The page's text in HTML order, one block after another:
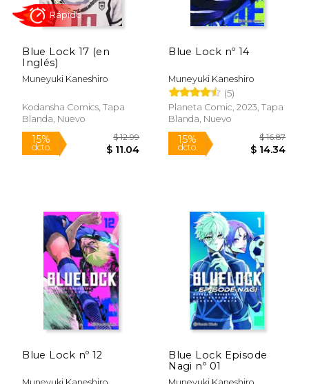
15%
dcto. $ 11.04
Rápido
15%
dcto.
Blue Lock 17 (en
Inglés)
Muneyuki Kaneshiro
Kodansha Comics, Tapa
Blanda, Nuevo
Blue Lock nº 14
Muneyuki Kaneshiro
(5)
Planeta Comic, 2023, Tapa
Blanda, Nuevo
Blue Lock nº 12
Blue Lock Episode
Nagi nº 01